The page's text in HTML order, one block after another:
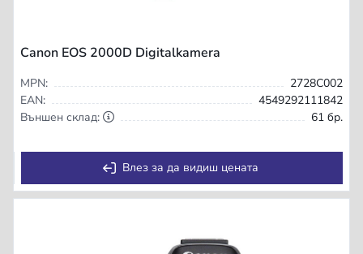
Canon EOS 2000D Digitalkamera
MPN:
2728C002
EAN:
4549292111842
Външен склад:
61 бр.
Влез за да видиш цената